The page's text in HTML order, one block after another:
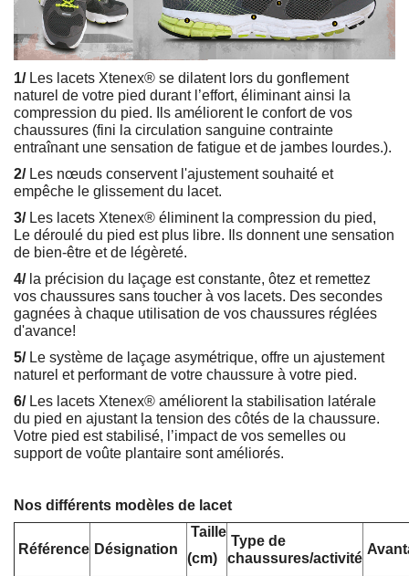
1/Les lacets Xtenex® se dilatent lors du gonflement
naturel de votre pied durant l’effort, éliminant ainsi la
compression du pied. Ils améliorent le confort de vos
chaussures (fini la circulation sanguine contrainte
entraînant une sensation de fatigue et de jambes lourdes.).
2/Les nœuds conservent l'ajustement souhaité et
empêche le glissement du lacet.
3/Les lacets Xtenex® éliminent la compression du pied,
Le déroulé du pied est plus libre. Ils donnent une sensation
de bien-être et de légèreté.
4/la précision du laçage est constante, ôtez et remettez
vos chaussures sans toucher à vos lacets. Des secondes
gagnées à chaque utilisation de vos chaussures réglées
d'avance!
5/Le système de laçage asymétrique, offre un ajustement
naturel et performant de votre chaussure à votre pied.
6/Les lacets Xtenex® améliorent la stabilisation latérale
du pied en ajustant la tension des côtés de la chaussure.
Votre pied est stabilisé, l’impact de vos semelles ou
support de voûte plantaire sont améliorés.
Nos différents modèles de lacet
Référence Désignation
Taille
(cm)
Type de
chaussures/activité